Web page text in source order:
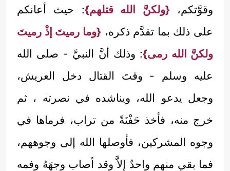
وقوَّتكم، {ولكنَّ الله قتلهم}: حيث أعانكم
على ذلك بما تقدَّم ذكره، {وما رميتَ إذْ رميتَ
ولكنَّ الله رمى}: وذلك أنَّ النبيَّ - صلى الله
عليه وسلم - وقتَ القتال دخل العريش،
وجعل يدعو الله، ويناشده في نصرته ، ثم
خرج منه، فأخذ حَفْنَةً من تراب، فرماها في
وجوه المشركين، فأوصلها الله إلى وجوههم،
فما بقي منهم واحدٌ إلاَّ وقد أصاب وجهَهُ وفمه